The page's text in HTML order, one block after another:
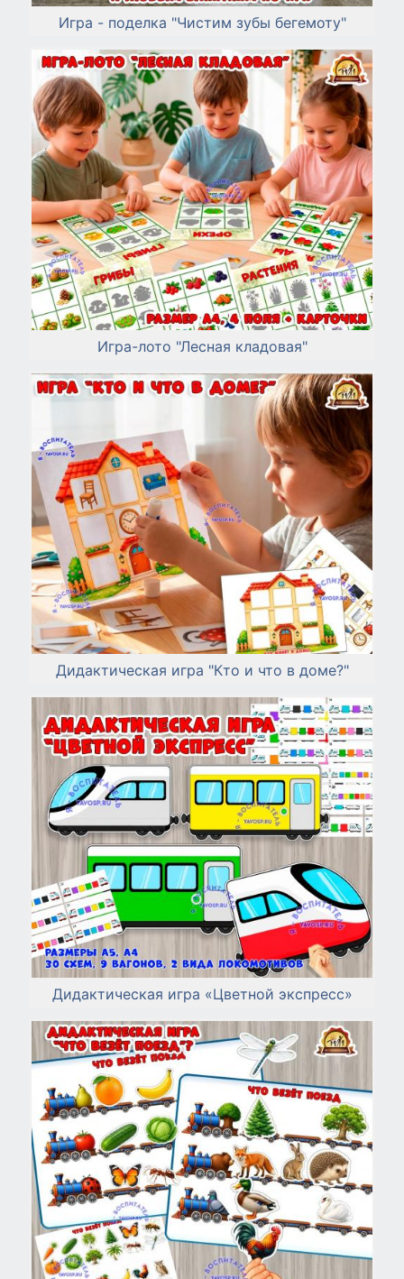
Игра - поделка "Чистим зубы бегемоту"
Игра-лото "Лесная кладовая"
Дидактическая игра "Кто и что в доме?"
Дидактическая игра «Цветной экспресс»